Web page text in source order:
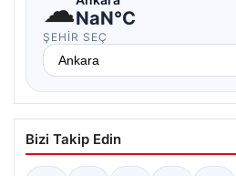
☁NaN°C
ŞEHIR SEÇ
Bizi Takip Edin